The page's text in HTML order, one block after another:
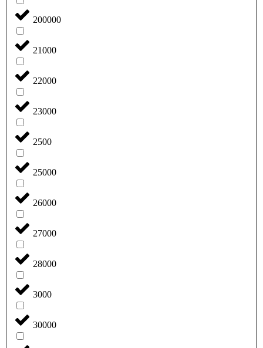
200000
21000
22000
23000
2500
25000
26000
27000
28000
3000
30000